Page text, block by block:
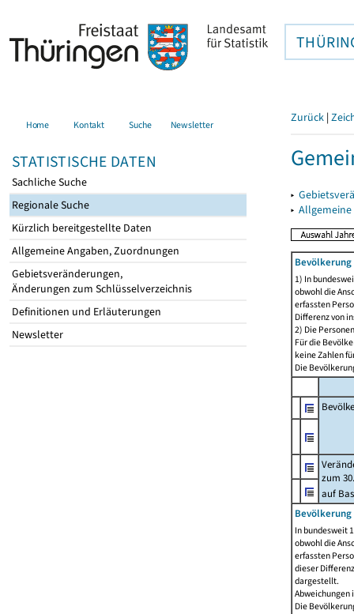
Home Kontakt Suche Newsletter
STATISTISCHE DATEN
Sachliche Suche
Regionale Suche
Kürzlich bereitgestellte Daten
Allgemeine Angaben, Zuordnungen
Gebietsveränderungen,
Änderungen zum Schlüsselverzeichnis
Definitionen und Erläuterungen
Newsletter
Zurück |
▸
▸
1) In
obwohl die
erfassten
Differenz von
2) Die
Für die
keine Zahlen
Die
zum
auf
Bevölkerung
In bundesweit
obwohl die
erfassten
dieser
dargestellt.
Abweichungen
Die